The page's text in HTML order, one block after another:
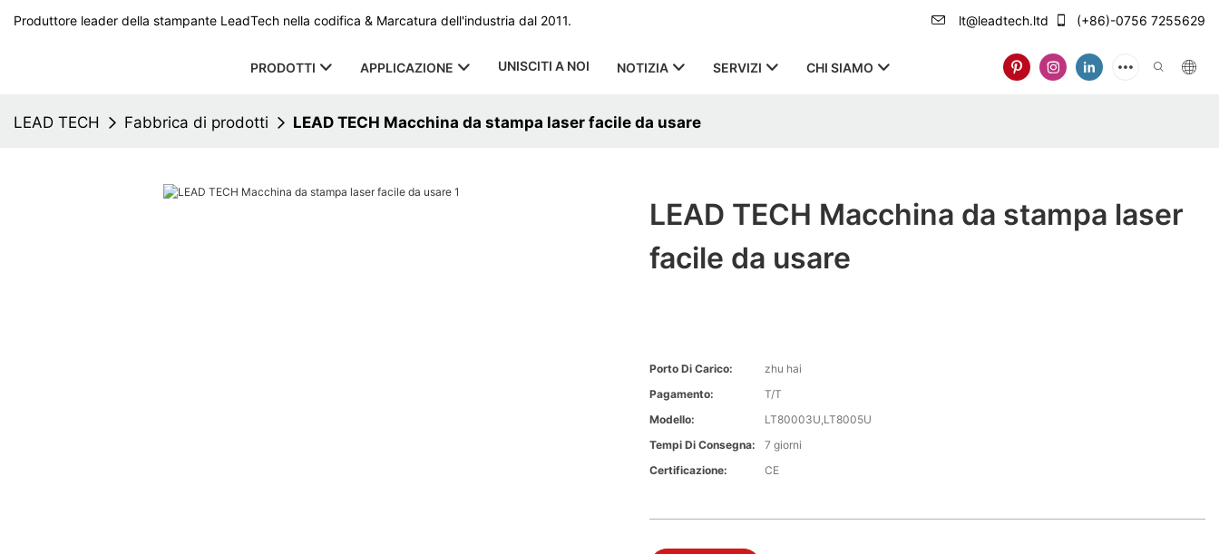
Produttore leader della stampante LeadTech nella codifica & Marcatura dell'industria dal 2011. lt@leadtech.ltd (+86)-0756 7255629
PRODOTTI APPLICAZIONE UNISCITI A NOI NOTIZIA SERVIZI CHI SIAMO
LEAD TECH Fabbrica di prodotti LEAD TECH Macchina da stampa laser facile da usare
LEAD TECH Macchina da stampa laser
facile da usare
Porto Di Carico:
zhu hai
Pagamento:
T/T
Modello:
LT80003U,LT8005U
Tempi Di Consegna:
7 giorni
Certificazione:
CE